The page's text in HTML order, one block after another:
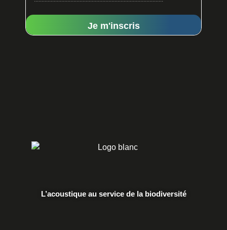
Je m'inscris
L’acoustique au service de la biodiversité